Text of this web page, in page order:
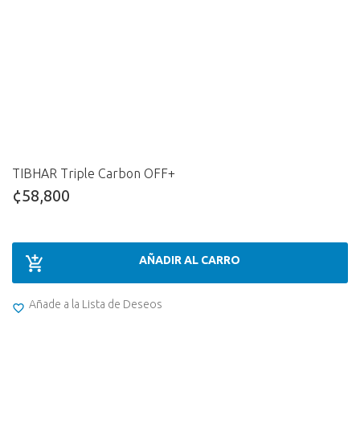
TIBHAR Triple Carbon OFF+
¢58,800
AÑADIR AL CARRO
Añade a la Lista de Deseos